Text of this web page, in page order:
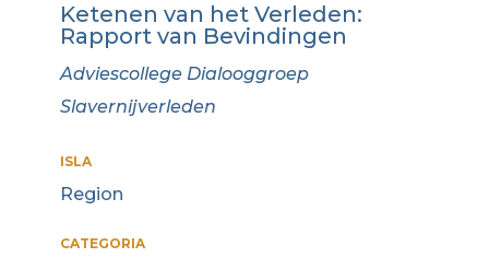
Ketenen van het Verleden:
Rapport van Bevindingen
Adviescollege Dialooggroep
Slavernijverleden
ISLA
Region
CATEGORIA